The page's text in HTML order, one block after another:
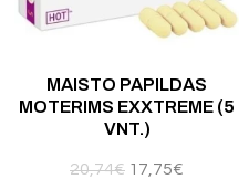
MAISTO PAPILDAS
MOTERIMS EXXTREME (5
VNT.)
20,74€ 17,75€
Įvertinimas:5.00